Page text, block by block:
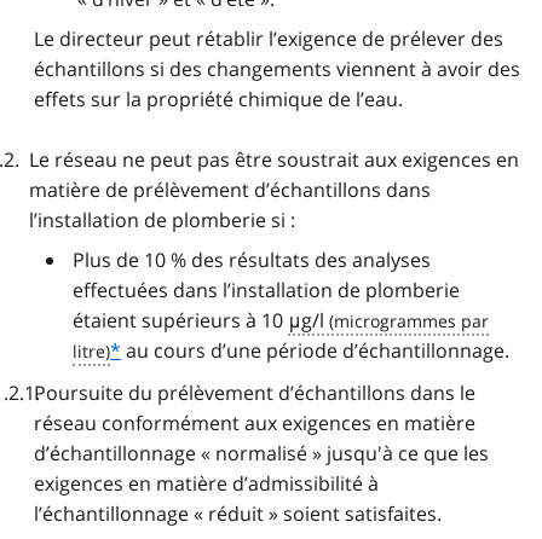
Le directeur peut rétablir l’exigence de prélever des
échantillons si des changements viennent à avoir des
effets sur la propriété chimique de l’eau.
Le réseau ne peut pas être soustrait aux exigences en
matière de prélèvement d’échantillons dans
l’installation de plomberie si :
Plus de 10 % des résultats des analyses
effectuées dans l’installation de plomberie
étaient supérieurs à 10 μg/l
* au cours d’une période d’échantillonnage.
Poursuite du prélèvement d’échantillons dans le
réseau conformément aux exigences en matière
d’échantillonnage « normalisé » jusqu'à ce que les
exigences en matière d’admissibilité à
l’échantillonnage « réduit » soient satisfaites.